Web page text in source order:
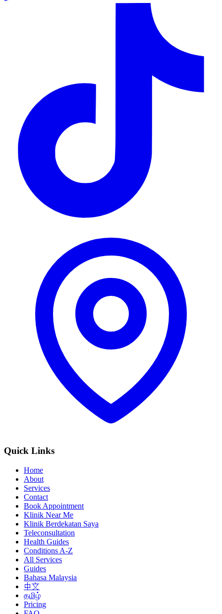
Quick Links
Home
About
Services
Contact
Book Appointment
Klinik Near Me
Klinik Berdekatan Saya
Teleconsultation
Health Guides
Conditions A-Z
All Services
Guides
Bahasa Malaysia
中文
தமிழ்
Pricing